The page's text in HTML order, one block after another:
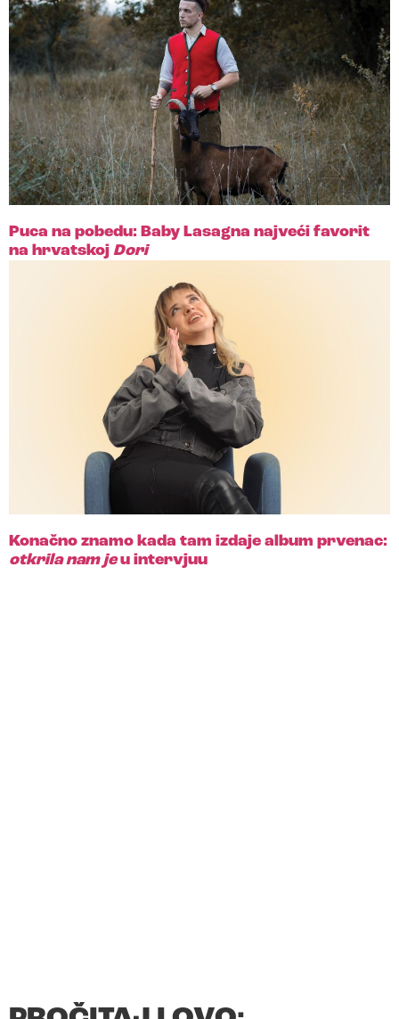
Puca na pobedu: Baby Lasagna najveći favorit
na hrvatskoj Dori
Konačno znamo kada tam izdaje album prvenac:
otkrila nam jeu intervjuu